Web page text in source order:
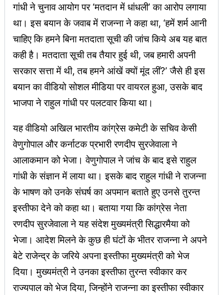
गांधी ने चुनाव आयोग पर ‘मतदान में धांधली’ का आरोप लगाया
था। इस बयान के जवाब में राजन्ना ने कहा था, ‘हमें शर्म आनी
चाहिए कि हमने बिना मतदाता सूची की जांच किये अब यह बात
कही है। मतदाता सूची तब तैयार हुई थी, जब हमारी अपनी
सरकार सत्ता में थी, तब हमने आंखें क्यों मूंद लीं?’ जैसे ही इस
बयान का वीडियो सोशल मीडिया पर वायरल हुआ, उसके बाद
भाजपा ने राहुल गांधी पर पलटवार किया था।
यह वीडियो अखिल भारतीय कांग्रेस कमेटी के सचिव केसी
वेणुगोपाल और कर्नाटक प्रभारी रणदीप सुरजेवाला ने
आलाकमान को भेजा। वेणुगोपाल ने जांच के बाद इसे राहुल
गांधी के संज्ञान में लाया था। इसके बाद राहुल गांधी ने राजन्ना
के भाषण को उनके संघर्ष का अपमान बताते हुए उनसे तुरन्त
इस्तीफा देने को कहा था। बताया गया कि कांग्रेस नेता
रणदीप सुरजेवाला ने यह संदेश मुख्यमंत्री सिद्धारमैया को
भेजा। आदेश मिलने के कुछ ही घंटों के भीतर राजन्ना ने अपने
बेटे राजेन्द्र के जरिये अपना इस्तीफा मुख्यमंत्री को भेज
दिया। मुख्यमंत्री ने उनका इस्तीफा तुरन्त स्वीकार कर
राज्यपाल को भेज दिया, जिन्होंने राजन्ना का इस्तीफा स्वीकार